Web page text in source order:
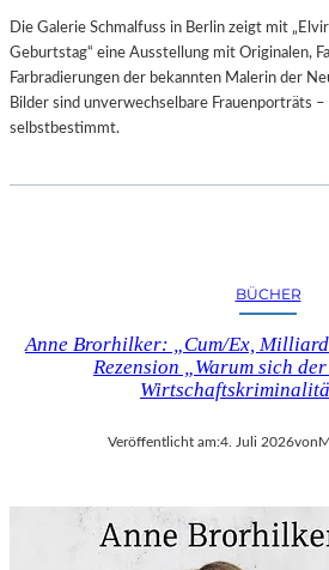
Die Galerie Schmalfuss in Berlin zeigt mit
Geburtstag“ eine Ausstellung mit Originalen,
Farbradierungen der bekannten Malerin der
Bilder sind unverwechselbare Frauenporträts
selbstbestimmt.
BÜCHER
Anne Brorhilker: „Cum/Ex,
Rezension „Warum sich
Veröffentlicht am:4. Juli 2026von